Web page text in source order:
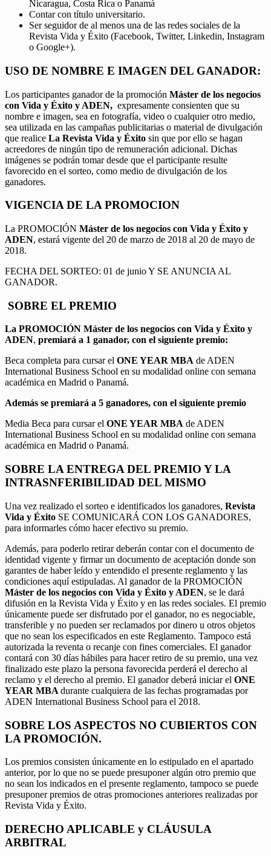
Nicaragua, Costa Rica o Panamá
Contar con título universitario.
Ser seguidor de al menos una de las redes sociales de la
Revista Vida y Éxito (Facebook, Twitter, Linkedin, Instagram
o Google+).
USO DE NOMBRE E IMAGEN DEL GANADOR:
Los participantes ganador de la promoción Máster de los negocios
con Vida y Éxito y ADEN, expresamente consienten que su
nombre e imagen, sea en fotografía, video o cualquier otro medio,
sea utilizada en las campañas publicitarias o material de divulgación
que realice La Revista Vida y Éxito sin que por ello se hagan
acreedores de ningún tipo de remuneración adicional. Dichas
imágenes se podrán tomar desde que el participante resulte
favorecido en el sorteo, como medio de divulgación de los
ganadores.
VIGENCIA DE LA PROMOCION
La PROMOCIÓN Máster de los negocios con Vida y Éxito y
ADEN, estará vigente del 20 de marzo de 2018 al 20 de mayo de
2018.
FECHA DEL SORTEO: 01 de junio Y SE ANUNCIA AL
GANADOR.
SOBRE EL PREMIO
La PROMOCIÓN Máster de los negocios con Vida y Éxito y
ADEN, premiará a 1 ganador, con el siguiente premio:
Beca completa para cursar el ONE YEAR MBA de ADEN
International Business School en su modalidad online con semana
académica en Madrid o Panamá.
Además se premiará a 5 ganadores, con el siguiente premio
Media Beca para cursar el ONE YEAR MBA de ADEN
International Business School en su modalidad online con semana
académica en Madrid o Panamá.
SOBRE LA ENTREGA DEL PREMIO Y LA
INTRASNFERIBILIDAD DEL MISMO
Una vez realizado el sorteo e identificados los ganadores, Revista
Vida y Éxito SE COMUNICARÁ CON LOS GANADORES,
para informarles cómo hacer efectivo su premio.
Además, para poderlo retirar deberán contar con el documento de
identidad vigente y firmar un documento de aceptación donde son
garantes de haber leído y entendido el presente reglamento y las
condiciones aquí estipuladas. Al ganador de la PROMOCIÓN
Máster de los negocios con Vida y Éxito y ADEN, se le dará
difusión en la Revista Vida y Éxito y en las redes sociales. El premio
únicamente puede ser disfrutado por el ganador, no es negociable,
transferible y no pueden ser reclamados por dinero u otros objetos
que no sean los especificados en este Reglamento. Tampoco está
autorizada la reventa o recanje con fines comerciales. El ganador
contará con 30 días hábiles para hacer retiro de su premio, una vez
finalizado este plazo la persona favorecida perderá el derecho al
reclamo y el derecho al premio. El ganador deberá iniciar el ONE
YEAR MBA durante cualquiera de las fechas programadas por
ADEN International Business School para el 2018.
SOBRE LOS ASPECTOS NO CUBIERTOS CON
LA PROMOCIÓN.
Los premios consisten únicamente en lo estipulado en el apartado
anterior, por lo que no se puede presuponer algún otro premio que
no sean los indicados en el presente reglamento, tampoco se puede
presuponer premios de otras promociones anteriores realizadas por
Revista Vida y Éxito.
DERECHO APLICABLE y CLÁUSULA
ARBITRAL